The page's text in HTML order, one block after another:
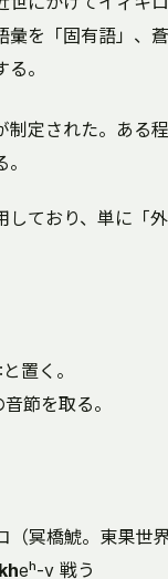
彙を「固有語」、
。
制定された。ある
ており、単に「外
置く。
節を取る。
冥橋鯱。東果世界
eʰ-v 戦う